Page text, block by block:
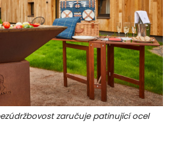
zaručuje patinující ocel